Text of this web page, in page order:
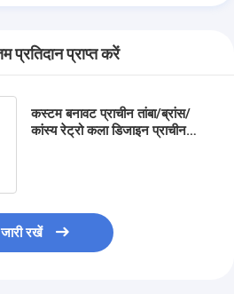
प्रतिदान प्राप्त करें
कस्टम बनावट प्राचीन तांबा/ब्रांस/
कांस्य रेट्रो कला डिजाइन प्राचीन
जारी रखें